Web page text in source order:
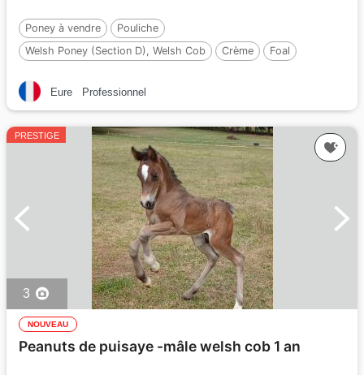
Poney à vendre
Pouliche
Welsh Poney (Section D), Welsh Cob
Crème
Foal
Eure
Professionnel
PRESTIGE
3
NOUVEAU
Peanuts de puisaye -mâle welsh cob 1 an